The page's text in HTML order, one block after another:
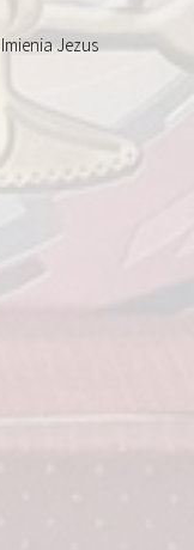
Jezus